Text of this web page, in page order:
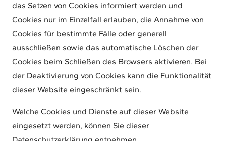
das Setzen von Cookies informiert werden und
Cookies nur im Einzelfall erlauben, die Annahme von
Cookies für bestimmte Fälle oder generell
ausschließen sowie das automatische Löschen der
Cookies beim Schließen des Browsers aktivieren. Bei
der Deaktivierung von Cookies kann die Funktionalität
dieser Website eingeschränkt sein.
Welche Cookies und Dienste auf dieser Website
eingesetzt werden, können Sie dieser